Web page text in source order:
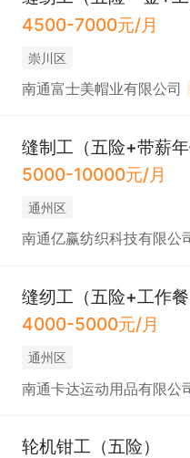
4500-7000元/月
崇川区
南通富士美帽业有限公司
缝制工（五险+带薪年
5000-10000元/月
通州区
南通亿赢纺织科技有限公
缝纫工（五险+工作餐
4000-5000元/月
通州区
南通卡达运动用品有限公
轮机钳工（五险）